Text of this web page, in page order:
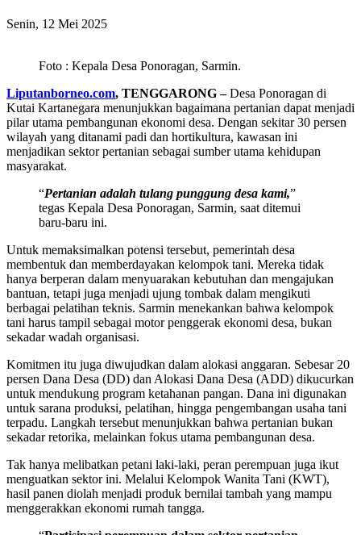
Senin, 12 Mei 2025
Foto : Kepala Desa Ponoragan, Sarmin.
Liputanborneo.com, TENGGARONG –Desa Ponoragan di
Kutai Kartanegara menunjukkan bagaimana pertanian dapat menjadi
pilar utama pembangunan ekonomi desa. Dengan sekitar 30 persen
wilayah yang ditanami padi dan hortikultura, kawasan ini
menjadikan sektor pertanian sebagai sumber utama kehidupan
masyarakat.
“Pertanian adalah tulang punggung desa kami,”
tegas Kepala Desa Ponoragan, Sarmin, saat ditemui
baru-baru ini.
Untuk memaksimalkan potensi tersebut, pemerintah desa
membentuk dan memberdayakan kelompok tani. Mereka tidak
hanya berperan dalam menyuarakan kebutuhan dan mengajukan
bantuan, tetapi juga menjadi ujung tombak dalam mengikuti
berbagai pelatihan teknis. Sarmin menekankan bahwa kelompok
tani harus tampil sebagai motor penggerak ekonomi desa, bukan
sekadar wadah organisasi.
Komitmen itu juga diwujudkan dalam alokasi anggaran. Sebesar 20
persen Dana Desa (DD) dan Alokasi Dana Desa (ADD) dikucurkan
untuk mendukung program ketahanan pangan. Dana ini digunakan
untuk sarana produksi, pelatihan, hingga pengembangan usaha tani
terpadu. Langkah tersebut menunjukkan bahwa pertanian bukan
sekadar retorika, melainkan fokus utama pembangunan desa.
Tak hanya melibatkan petani laki-laki, peran perempuan juga ikut
menguatkan sektor ini. Melalui Kelompok Wanita Tani (KWT),
hasil panen diolah menjadi produk bernilai tambah yang mampu
menggerakkan ekonomi rumah tangga.